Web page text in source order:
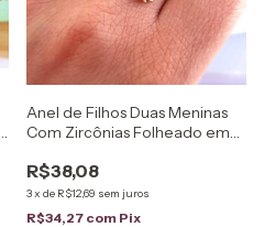
Anel de Filhos Duas Meninas
Com Zircônias Folheado em
R$38,08
3x de R$12,69 sem juros
R$34,27 com Pix